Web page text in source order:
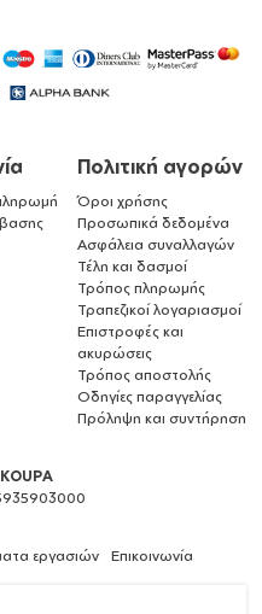
Πολιτική αγορών
Όροι χρήσης
Προσωπικά δεδομένα
Ασφάλεια συναλλαγών
Τέλη και δασμοί
Τρόπος πληρωμής
Τραπεζικοί λογαριασμοί
Επιστροφές και
ακυρώσεις
Τρόπος αποστολής
Οδηγίες παραγγελίας
Πρόληψη και συντήρηση
εργασιών Επικοινωνία